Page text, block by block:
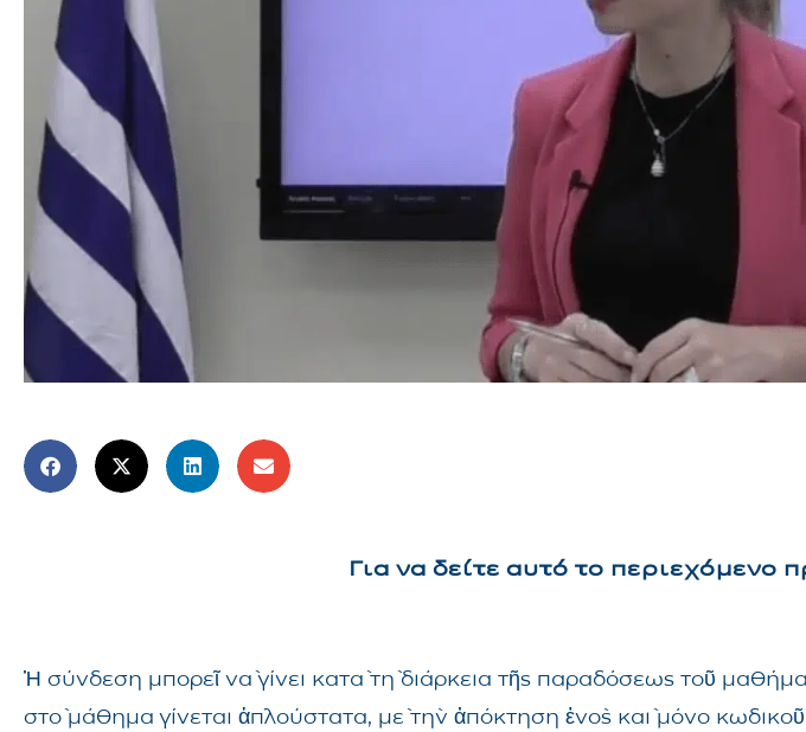
Για να δείτε αυτό το περιεχόμενο
Ἡ σύνδεση μπορεῖ νὰ γίνει κατὰ τὴ διάρκεια τῆς παραδόσεως τοῦ
στὸ μάθημα γίνεται ἁπλούστατα, μὲ τὴν ἀπόκτηση ἑνὸς καὶ μόνο